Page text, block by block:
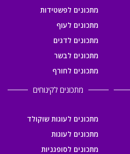
מתכונים לפשטידות
מתכונים לעוף
מתכונים לדגים
מתכונים לבשר
מתכונים לחורף
מתכונים לקינוחים
מתכונים לעוגות שוקולד
מתכונים לעוגות
מתכונים לסופגניות